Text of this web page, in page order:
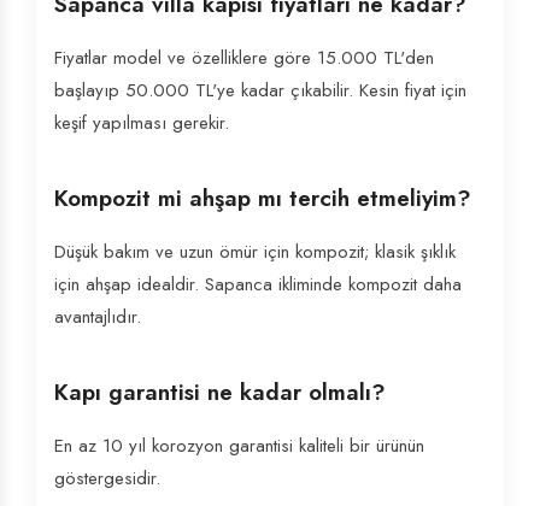
Fiyatlar model ve özelliklere göre 15.000 TL'den
başlayıp 50.000 TL'ye kadar çıkabilir. Kesin fiyat için
keşif yapılması gerekir.
Kompozit mi ahşap mı tercih etmeliyim?
Düşük bakım ve uzun ömür için kompozit; klasik şıklık
için ahşap idealdir. Sapanca ikliminde kompozit daha
avantajlıdır.
Kapı garantisi ne kadar olmalı?
En az 10 yıl korozyon garantisi kaliteli bir ürünün
göstergesidir.